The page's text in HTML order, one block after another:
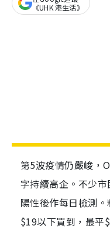
《UHK 港生活》
第5波疫情仍嚴峻，
字持續高企。不少
陽性後作每日檢測
$19以下買到，最平